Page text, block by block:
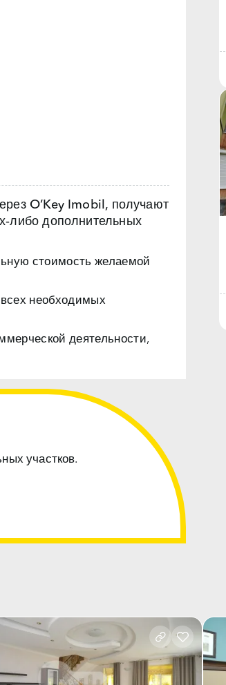
O’Key Imobil, получают
дополнительных
стоимость желаемой
необходимых
деятельности,
участков.